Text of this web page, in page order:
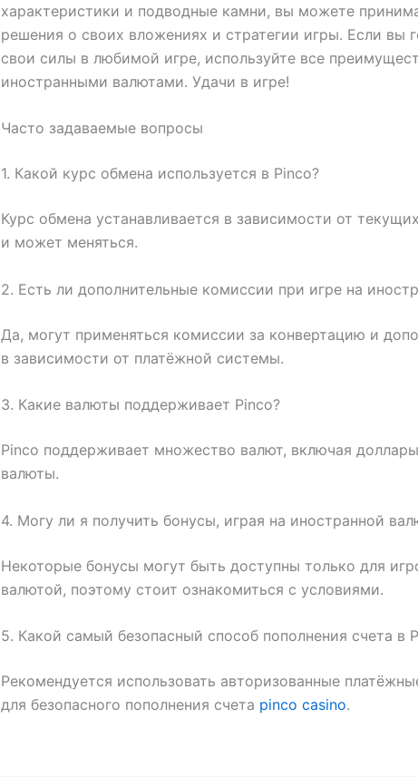
характеристики и подводные камни, вы можете
решения о своих вложениях и стратегии игры. Если вы
свои силы в любимой игре, используйте все
иностранными валютами. Удачи в игре!
Часто задаваемые вопросы
1. Какой курс обмена используется в Pinco?
Курс обмена устанавливается в зависимости от
и может меняться.
2. Есть ли дополнительные комиссии при игре на
Да, могут применяться комиссии за конвертацию и
в зависимости от платёжной системы.
3. Какие валюты поддерживает Pinco?
Pinco поддерживает множество валют, включая
валюты.
4. Могу ли я получить бонусы, играя на иностранной
Некоторые бонусы могут быть доступны только для
валютой, поэтому стоит ознакомиться с условиями.
5. Какой самый безопасный способ пополнения счета в
Рекомендуется использовать авторизованные
для безопасного пополнения счета pinco casino.